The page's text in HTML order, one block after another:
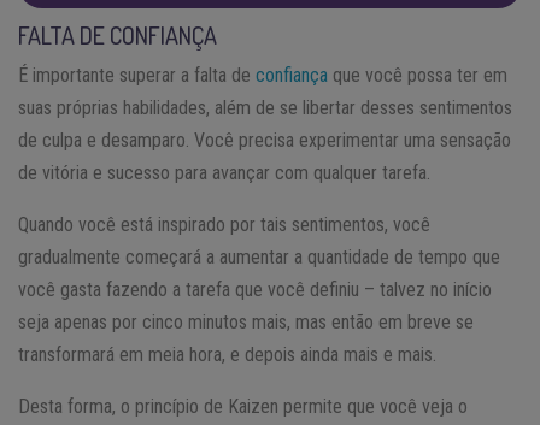
FALTA DE CONFIANÇA
É importante superar a falta de confiança que você possa ter em
suas próprias habilidades, além de se libertar desses sentimentos
de culpa e desamparo. Você precisa experimentar uma sensação
de vitória e sucesso para avançar com qualquer tarefa.
Quando você está inspirado por tais sentimentos, você
gradualmente começará a aumentar a quantidade de tempo que
você gasta fazendo a tarefa que você definiu – talvez no início
seja apenas por cinco minutos mais, mas então em breve se
transformará em meia hora, e depois ainda mais e mais.
Desta forma, o princípio de Kaizen permite que você veja o